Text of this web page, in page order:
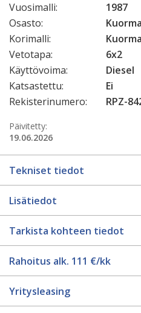
Vuosimalli:
1987
Osasto:
Korimalli:
Vetotapa:
6x2
Käyttövoima:
Diesel
Katsastettu:
Ei
Rekisterinumero:
RPZ-
Päivitetty:
19.06.2026
Tekniset tiedot
Lisätiedot
Tarkista kohteen tiedot
Rahoitus alk. 111 €/kk
Yritysleasing